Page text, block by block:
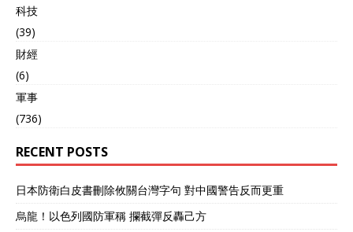
科技
(39)
財經
(6)
軍事
(736)
RECENT POSTS
日本防衛白皮書刪除攸關台灣字句 對中國警告反而更重
烏龍！以色列國防軍稱 攔截彈反轟己方